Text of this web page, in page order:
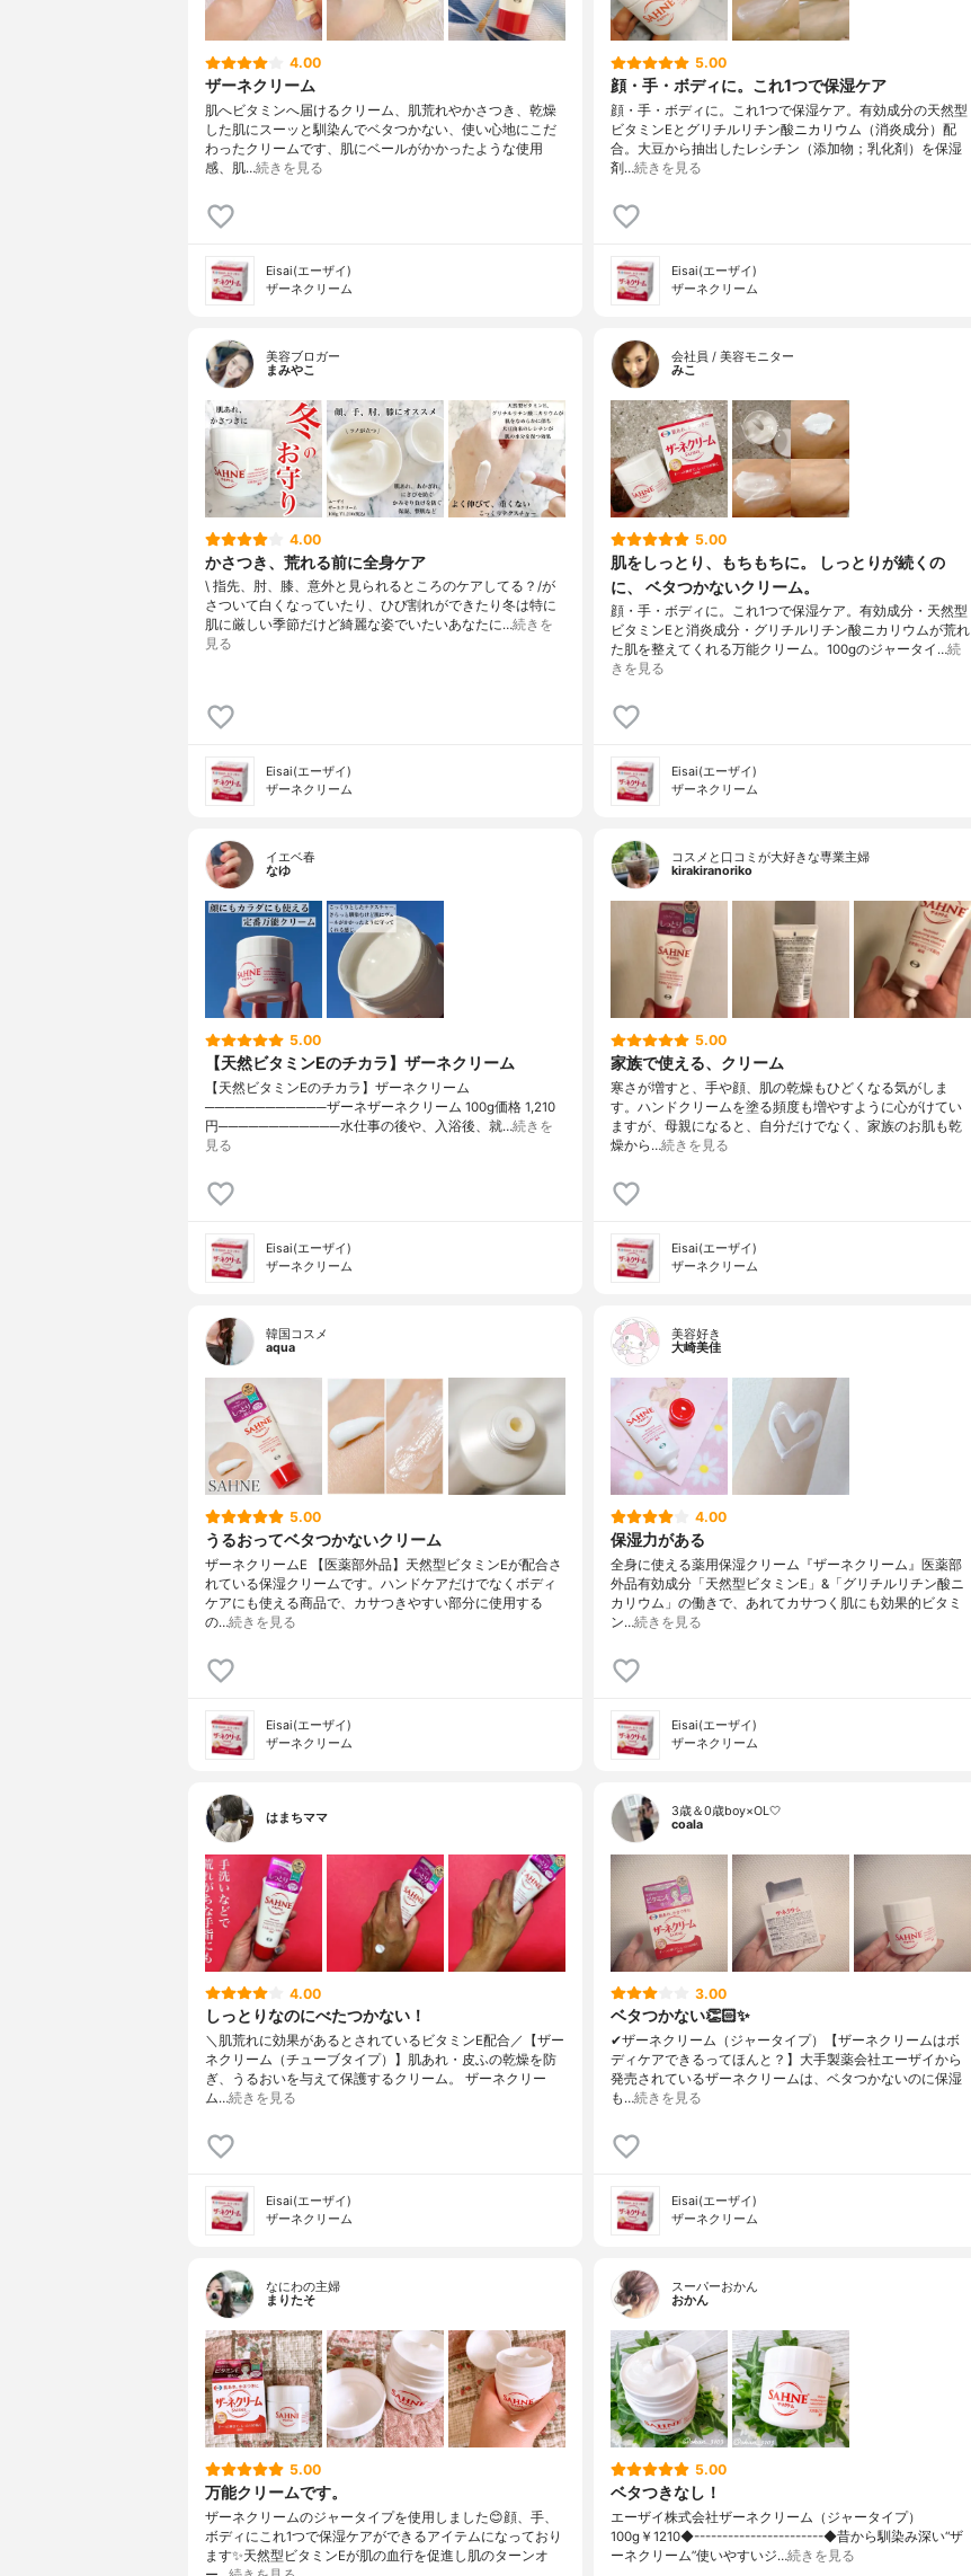
4.00
ザーネクリーム
肌へビタミンへ届けるクリーム、肌荒れやかさつき、乾燥
した肌にスーッと馴染んでベタつかない、使い心地にこだ
わったクリームです、肌にベールがかかったような使用
感、肌…続きを見る
Eisai(エーザイ)
ザーネクリーム
5.00
顔・手・ボディに。これ1つで保湿ケア
顔・手・ボディに。これ1つで保湿ケア。有効成分の天然型
ビタミンEとグリチルリチン酸ニカリウム（消炎成分）配
合。大豆から抽出したレシチン（添加物；乳化剤）を保湿
剤…続きを見る
Eisai(エーザイ)
ザーネクリーム
美容ブロガー
まみやこ
4.00
かさつき、荒れる前に全身ケア
\ 指先、肘、膝、意外と見られるところのケアしてる？/⁡⁡が
さついて白くなっていたり、ひび割れができたり冬は特に
肌に厳しい季節⁡だけど綺麗な姿でいたいあなたに⁡…続きを
見る
Eisai(エーザイ)
ザーネクリーム
会社員 / 美容モニター
みこ
5.00
肌をしっとり、もちもちに。 しっとりが続くの
に、 ベタつかないクリーム。
顔・手・ボディに。これ1つで保湿ケア。有効成分・天然型
ビタミンEと消炎成分・グリチルリチン酸ニカリウムが荒れ
た肌を整えてくれる万能クリーム。100gのジャータイ…続
きを見る
Eisai(エーザイ)
ザーネクリーム
イエベ春
なゆ
5.00
【天然ビタミンEのチカラ】ザーネクリーム
【天然ビタミンEのチカラ】ザーネクリーム
────────────ザーネザーネクリーム 100g価格 1,210
円────────────水仕事の後や、入浴後、就…続きを
見る
Eisai(エーザイ)
ザーネクリーム
コスメと口コミが大好きな専業主婦
kirakiranoriko
5.00
家族で使える、クリーム
寒さが増すと、手や顔、肌の乾燥もひどくなる気がしま
す。ハンドクリームを塗る頻度も増やすように心がけてい
ますが、母親になると、自分だけでなく、家族のお肌も乾
燥から…続きを見る
Eisai(エーザイ)
ザーネクリーム
韓国コスメ
aqua
5.00
うるおってベタつかないクリーム
ザーネクリームE 【医薬部外品】天然型ビタミンEが配合さ
れている保湿クリームです。ハンドケアだけでなくボディ
ケアにも使える商品で、カサつきやすい部分に使用する
の…続きを見る
Eisai(エーザイ)
ザーネクリーム
美容好き
大崎美佳
4.00
保湿力がある
全身に使える薬用保湿クリーム『ザーネクリーム』医薬部
外品有効成分「天然型ビタミンE」&「グリチルリチン酸ニ
カリウム」の働きで、あれてカサつく肌にも効果的ビタミ
ン…続きを見る
Eisai(エーザイ)
ザーネクリーム
はまちママ
4.00
しっとりなのにべたつかない！
＼肌荒れに効果があるとされているビタミンE配合／【ザー
ネクリーム（チューブタイプ）】肌あれ・皮ふの乾燥を防
ぎ、うるおいを与えて保護するクリーム。 ザーネクリー
ム…続きを見る
Eisai(エーザイ)
ザーネクリーム
3歳＆0歳boy×OL🤍
coala
3.00
ベタつかない👏🏻✨
✔︎ザーネクリーム（ジャータイプ）【ザーネクリームはボ
ディケアできるってほんと？】大手製薬会社エーザイから
発売されているザーネクリームは、ベタつかないのに保湿
も…続きを見る
Eisai(エーザイ)
ザーネクリーム
なにわの主婦
まりたそ
5.00
万能クリームです。
ザーネクリームのジャータイプを使用しました😊顔、手、
ボディにこれ1つで保湿ケアができるアイテムになっており
ます✨天然型ビタミンEが肌の血行を促進し肌のターンオ
スーパーおかん
おかん
5.00
ベタつきなし！
エーザイ株式会社ザーネクリーム（ジャータイプ）
100g￥1210◆-----------------------◆昔から馴染み深い“ザ
ーネクリーム”使いやすいジ…続きを見る